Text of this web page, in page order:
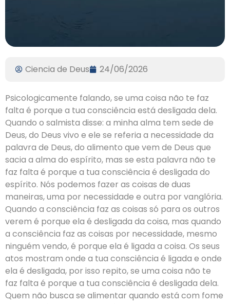
Ciencia de Deus 24/06/2026
Psicologicamente falando, se uma coisa não te faz
falta é porque a tua consciência está desligada dela.
Quando o salmista disse: a minha alma tem sede de
Deus, do Deus vivo e ele se referia a necessidade da
palavra de Deus, do alimento que vem de Deus que
sacia a alma do espírito, mas se esta palavra não te
faz falta é porque a tua consciência é desligada do
espírito. Nós podemos fazer as coisas de duas
maneiras, uma por necessidade e outra por vanglória.
Quando a consciência faz as coisas só para os outros
verem é porque ela é desligada da coisa, mas quando
a consciência faz as coisas por necessidade, mesmo
ninguém vendo, é porque ela é ligada a coisa. Os seus
atos mostram onde a tua consciência é ligada e onde
ela é desligada, por isso repito, se uma coisa não te
faz falta é porque a tua consciência é desligada dela.
Quem não busca se alimentar quando está com fome